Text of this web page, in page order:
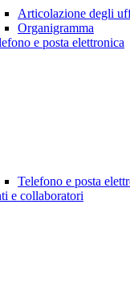
Articolazione degli
Organigramma
e posta elettronica
Telefono e posta
e collaboratori